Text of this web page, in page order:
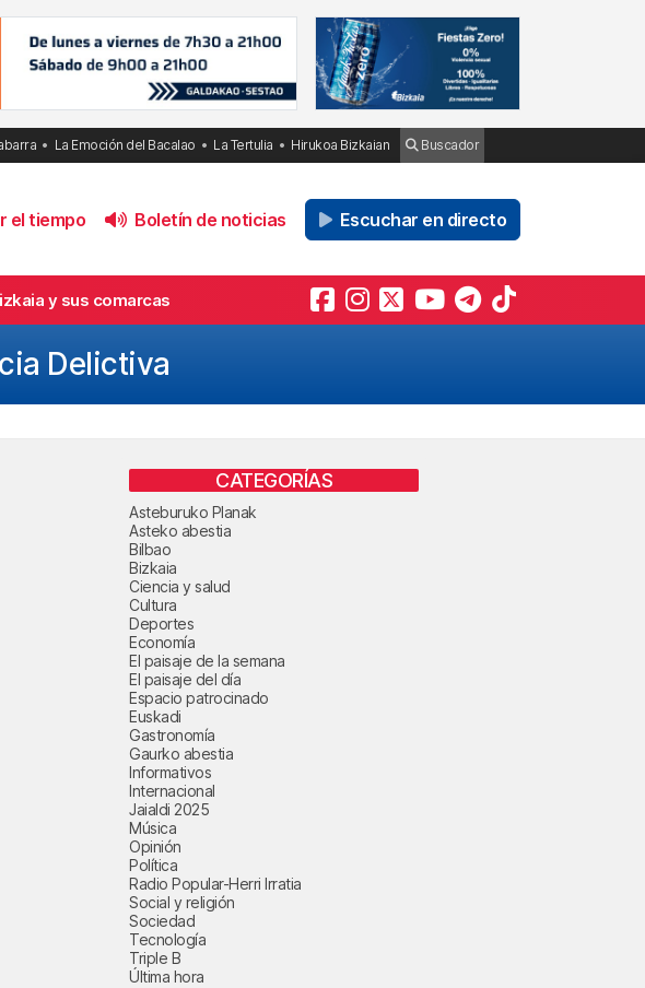
La Emoción del Bacalao La Tertulia Hirukoa Bizkaian Buscador
el tiempo Boletín de noticias Escuchar en directo
y sus comarcas
Delictiva
CATEGORÍAS
Asteburuko Planak
Asteko abestia
Bilbao
Bizkaia
Ciencia y salud
Cultura
Deportes
Economía
El paisaje de la semana
El paisaje del día
Espacio patrocinado
Euskadi
Gastronomía
Gaurko abestia
Informativos
Internacional
Jaialdi 2025
Música
Opinión
Política
Radio Popular-Herri Irratia
Social y religión
Sociedad
Tecnología
Triple B
Última hora